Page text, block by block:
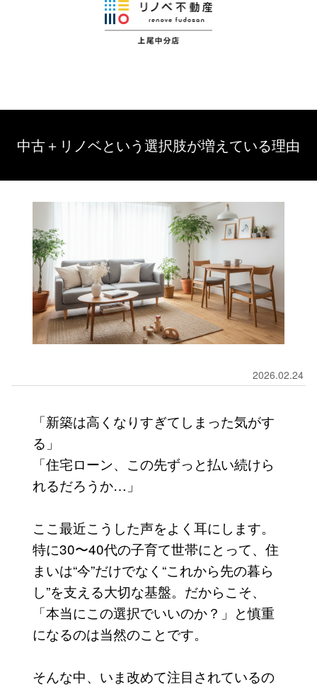
中古＋リノベという選択肢が増えている理由
2026.02.24
「新築は高くなりすぎてしまった気がす
る」
「住宅ローン、この先ずっと払い続けら
れるだろうか…」
ここ最近こうした声をよく耳にします。
特に30〜40代の子育て世帯にとって、住
まいは“今”だけでなく“これから先の暮ら
し”を支える大切な基盤。だからこそ、
「本当にこの選択でいいのか？」と慎重
になるのは当然のことです。
そんな中、いま改めて注目されているの